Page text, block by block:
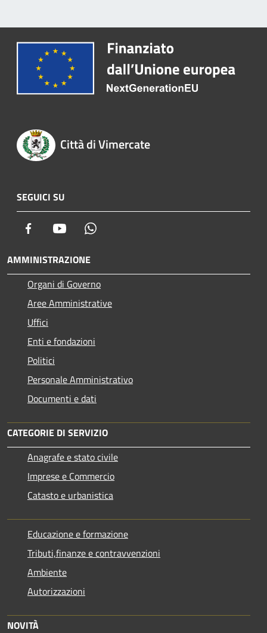
Città di Vimercate
SEGUICI SU
Facebook Youtube
AMMINISTRAZIONE
Organi di Governo
Aree Amministrative
Uffici
Enti e fondazioni
Politici
Personale Amministrativo
Documenti e dati
CATEGORIE DI SERVIZIO
Anagrafe e stato civile
Imprese e Commercio
Catasto e urbanistica
Educazione e formazione
Tributi,finanze e contravvenzioni
Ambiente
Autorizzazioni
NOVITÀ